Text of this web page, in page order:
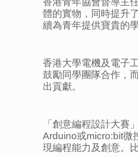
體的實物，同時提升
續為青年提供寶貴的
香港大學電機及電子
鼓勵同學團隊合作，
出貢獻。
「創意編程設計大賽
Arduino或micro:bit微
現編程能力及創意。